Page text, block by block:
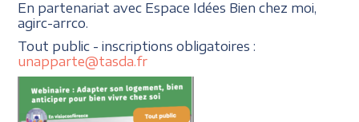
En partenariat avec Espace Idées Bien chez moi,
agirc-arrco.
Tout public - inscriptions obligatoires :
unapparte@tasda.fr